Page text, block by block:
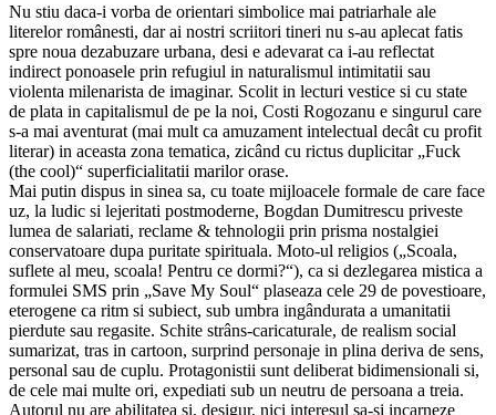
Nu stiu daca-i vorba de orientari simbolice mai patriarhale ale
literelor românesti, dar ai nostri scriitori tineri nu s-au aplecat fatis
spre noua dezabuzare urbana, desi e adevarat ca i-au reflectat
indirect ponoasele prin refugiul in naturalismul intimitatii sau
violenta milenarista de imaginar. Scolit in lecturi vestice si cu state
de plata in capitalismul de pe la noi, Costi Rogozanu e singurul care
s-a mai aventurat (mai mult ca amuzament intelectual decât cu profit
literar) in aceasta zona tematica, zicând cu rictus duplicitar „Fuck
(the cool)“ superficialitatii marilor orase.
Mai putin dispus in sinea sa, cu toate mijloacele formale de care face
uz, la ludic si lejeritati postmoderne, Bogdan Dumitrescu priveste
lumea de salariati, reclame & tehnologii prin prisma nostalgiei
conservatoare dupa puritate spirituala. Moto-ul religios („Scoala,
suflete al meu, scoala! Pentru ce dormi?“), ca si dezlegarea mistica a
formulei SMS prin „Save My Soul“ plaseaza cele 29 de povestioare,
eterogene ca ritm si subiect, sub umbra ingândurata a umanitatii
pierdute sau regasite. Schite strâns-caricaturale, de realism social
sumarizat, tras in cartoon, surprind personaje in plina deriva de sens,
personal sau de cuplu. Protagonistii sunt deliberat bidimensionali si,
de cele mai multe ori, expediati sub un neutru de persoana a treia.
Autorul nu are abilitatea si, desigur, nici interesul sa-si incarneze